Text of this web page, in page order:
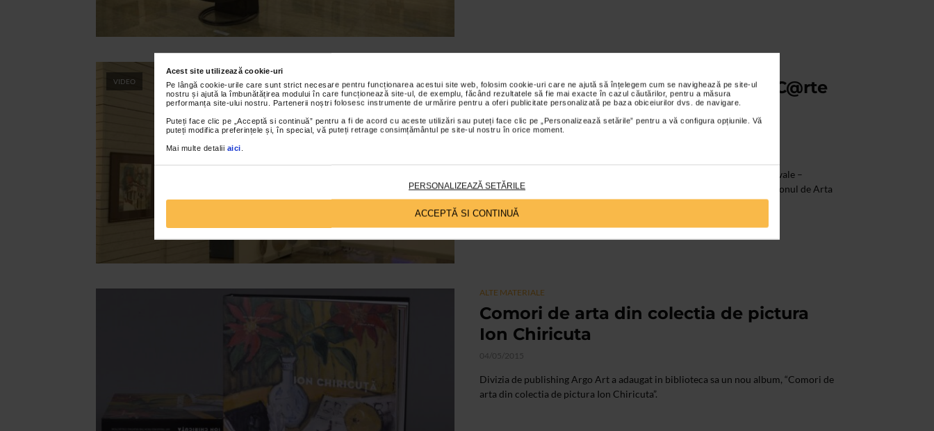
Acest site utilizează cookie-uri
Pe lângă cookie-urile care sunt strict necesare pentru funcționarea acestui site web, folosim cookie-uri care ne ajută să înțelegem cum se navighează pe site-ul
nostru și ajută la îmbunătățirea modului în care funcționează site-ul, de exemplu, făcând rezultatele să fie mai exacte în cazul căutărilor, pentru a măsura
performanța site-ului nostru. Partenerii noștri folosesc instrumente de urmărire pentru a oferi publicitate personalizată pe baza obiceiurilor dvs. de navigare.
Puteți face clic pe „Acceptă si continuă” pentru a fi de acord cu aceste utilizări sau puteți face clic pe „Personalizează setările” pentru a vă configura opțiunile. Vă
puteți modifica preferințele și, în special, vă puteți retrage consimțământul pe site-ul nostru în orice moment.
Mai multe detalii aici
PERSONALIZEAZĂ SETĂRILE
ACCEPTĂ SI CONTINUĂ
VIDEO
Ipostaze Medievale – Interferente C@rte
ProPatrimoniu – Revalorificari
contemporane
Organizata cu ocazia Zilelelor Bucurestiului, expozitia Ipostaze Medievale –
Interferente C@rte ProPatrimoniu – Revalorificari contemporane. Salonul de Arta
Medievala...
ALTE MATERIALE
Comori de arta din colectia de pictura
Ion Chiricuta
04/05/2015
Divizia de publishing Argo Art a adaugat in biblioteca sa un nou album, “Comori de
arta din colectia de pictura Ion Chiricuta”.